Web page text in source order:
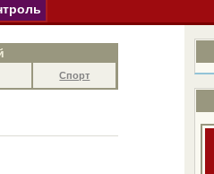
Спорт